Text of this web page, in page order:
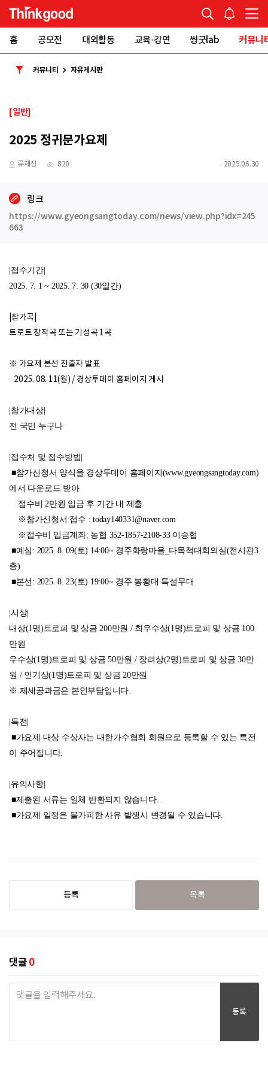
홈 공모전 대외활동 교육·강연 씽굿lab 커뮤니
커뮤니티 자유게시판
[일반]
2025 정귀문가요제
류제성 820 2025.06.30
링크
https://www.gyeongsangtoday.com/news/view.php?idx=245
663
|접수기간|
2025. 7. 1 ~ 2025. 7. 30 (30일간)
|참가곡|
트로트 창작곡 또는 기성곡 1곡
※ 가요제 본선 진출자 발표
2025. 08. 11(월) / 경상투데이 홈페이지 게시
|참가대상|
전 국민 누구나
|접수처 및 접수방법|
■참가신청서 양식을 경상투데이 홈페이지(www.gyeongsangtoday.com)
에서 다운로드 받아
접수비 2만원 입금 후 기간 내 제출
※참가신청서 접수 : today140331@naver.com
※접수비 입금계좌: 농협 352-1857-2108-33 이승협
■예심: 2025. 8. 09(토) 14:00~ 경주화랑마을_다목적대회의실(전시관3
층)
■본선: 2025. 8. 23(토) 19:00~ 경주 봉황대 특설무대
|시상|
대상(1명)트로피 및 상금 200만원 / 최우수상(1명)트로피 및 상금 100
만원
우수상(1명)트로피 및 상금 50만원 / 장려상(2명)트로피 및 상금 30만
원 / 인기상(1명)트로피 및 상금 20만원
※ 제세공과금은 본인부담입니다.
|특전|
■가요제 대상 수상자는 대한가수협회 회원으로 등록할 수 있는 특전
이 주어집니다.
|유의사항|
■제출된 서류는 일체 반환되지 않습니다.
■가요제 일정은 불가피한 사유 발생시 변경될 수 있습니다.
등록 목록
댓글 0
등록